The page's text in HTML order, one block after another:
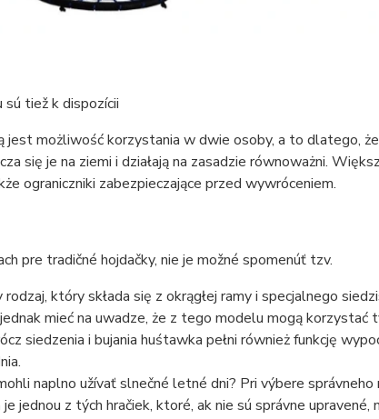
tiež k dispozícii
jest możliwość korzystania w dwie osoby, a to dlatego,
się je na ziemi i działają na zasadzie równoważni.
ograniczniki zabezpieczające przed wywróceniem.
pre tradičné hojdačky, nie je možné spomenúť tzv.
który składa się z okrągłej ramy i specjalnego
mieć na uwadze, że z tego modelu mogą
siedzenia i bujania huśtawka pełni również funkcję
naplno užívať slnečné letné dni? Pri výbere
jednou z tých hračiek, ktoré, ak nie sú správne upravené,